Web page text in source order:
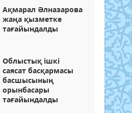
Ақмарал Әлназарова
жаңа қызметке
тағайындалды
Облыстық ішкі
саясат басқармасы
басшысының
орынбасары
тағайындалды